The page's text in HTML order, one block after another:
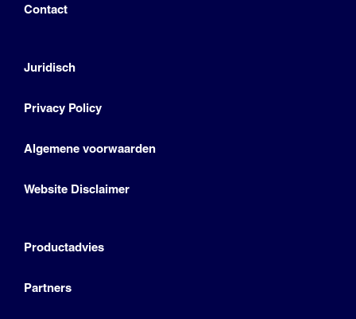
Contact
Juridisch
Privacy Policy
Algemene voorwaarden
Website Disclaimer
Productadvies
Partners